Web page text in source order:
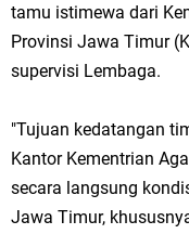
tamu istimewa dari
Provinsi Jawa Timur
supervisi Lembaga.
"Tujuan kedatangan
Kantor Kementrian
secara langsung
Jawa Timur,